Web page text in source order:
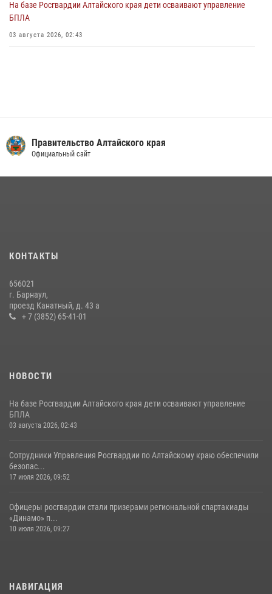
На базе Росгвардии Алтайского края дети осваивают управление
БПЛА
03 августа 2026, 02:43
Правительство Алтайского края
Официальный сайт
КОНТАКТЫ
656021
г. Барнаул,
проезд Канатный, д. 43 а
+ 7 (3852) 65-41-01
НОВОСТИ
На базе Росгвардии Алтайского края дети осваивают управление
БПЛА
03 августа 2026, 02:43
Сотрудники Управления Росгвардии по Алтайскому краю обеспечили
безопас...
17 июля 2026, 09:52
Офицеры росгвардии стали призерами региональной спартакиады
«Динамо» п...
10 июля 2026, 09:27
НАВИГАЦИЯ